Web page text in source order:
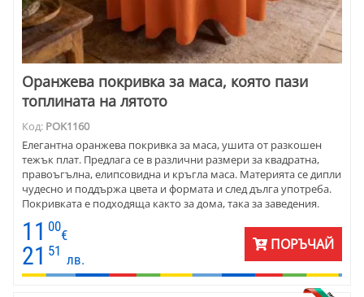
Оранжева покривка за маса, която пази
топлината на лятото
Код: POK1160
Елегантна оранжева покривка за маса, ушита от разкошен
тежък плат. Предлага се в различни размери за квадратна,
правоъгълна, елипсовидна и кръгла маса. Материята се дипли
чудесно и поддържа цвета и формата и след дълга употреба.
Покривката е подходяща както за дома, така за заведения.
Комбинирайте с тишлайфери, карета и салфетки от плат.
11 00
€
21 51
лв.
ПОРЪЧАЙ